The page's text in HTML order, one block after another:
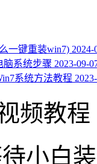
一键重装win7) 2024-
脑系统步骤 2023-09-
系统方法教程
频教程
小白